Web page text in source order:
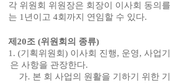
각 위원회 위원장은 회장이 이사회 동의
는 1 년이고4회까지 연임할 수 있다.
제20조(위원회의 종류)
1. (기획위원회) 이사회 진행, 운영,사업
은 사항을 관장한다.
가. 본 회 사업의 원활을 기하기 위한